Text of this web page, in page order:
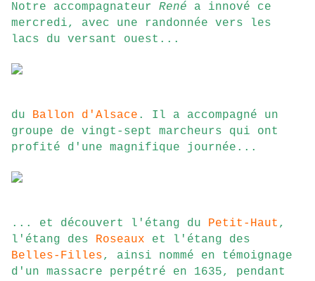
Notre accompagnateur René a innové ce
mercredi, avec une randonnée vers les
lacs du versant ouest...
du Ballon d'Alsace . Il a accompagné un
groupe de vingt-sept marcheurs qui ont
profité d'une magnifique journée...
... et découvert l'étang du Petit-Haut ,
l'étang des Roseaux et l'étang des
Belles-Filles, ainsi nommé en témoignage
d'un massacre perpétré en 1635, pendant